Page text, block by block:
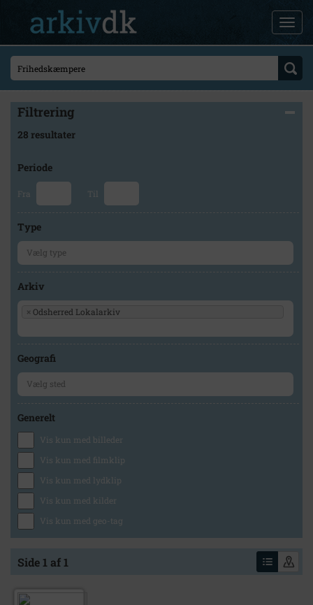
Filtrering
28 resultater
Periode
Fra Til
Type
Arkiv
× Odsherred Lokalarkiv
Geografi
Generelt
Vis kun med billeder
Vis kun med filmklip
Vis kun med lydklip
Vis kun med kilder
Vis kun med geo-tag
Side 1 af 1